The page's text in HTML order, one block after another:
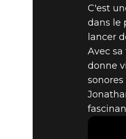
LE
C'est
dans le
lancer
Avec
donne